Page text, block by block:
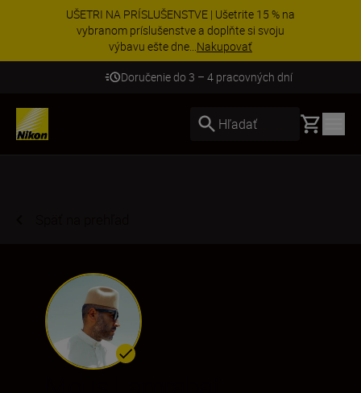
UŠETRI NA PRÍSLUŠENSTVE | Ušetrite 15 % na
vybranom príslušenstve a doplňte si svoju
výbavu ešte dne...Nakupovať
Doručenie do 3 – 4 pracovných dní
Hľadať Basket